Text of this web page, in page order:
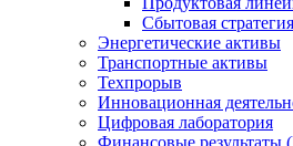
Сбытовая стратегия
Энергетические активы
Транспортные активы
Техпрорыв
Инновационная
Цифровая лаборатория
Финансовые результаты